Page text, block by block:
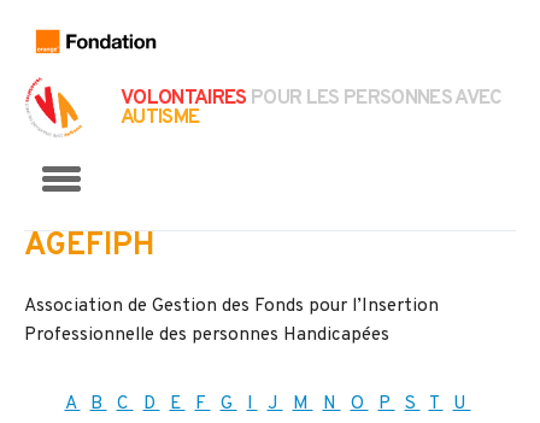
VOLONTAIRES POUR LES PERSONNES AVEC
AUTISME
AGEFIPH
Association de Gestion des Fonds pour l’Insertion
Professionnelle des personnes Handicapées
A B C D E F G I J M N O P S T U